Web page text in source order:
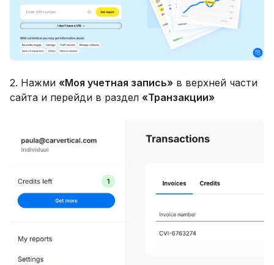
2. Нажми «Моя учетная запись» в верхней части
сайта и перейди в раздел «Транзакции»